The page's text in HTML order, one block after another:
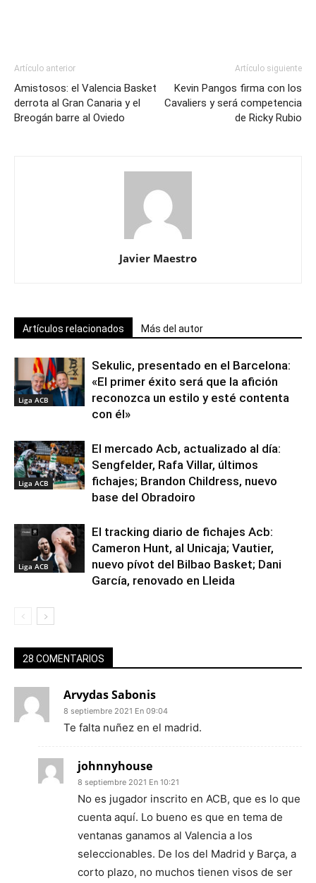
Artículo anterior
Amistosos: el Valencia Basket
derrota al Gran Canaria y el
Breogán barre al Oviedo
Artículo siguiente
Kevin Pangos firma con los
Cavaliers y será competencia
de Ricky Rubio
Javier Maestro
Artículos relacionados Más del autor
Liga ACB
Sekulic, presentado en el Barcelona:
«El primer éxito será que la afición
reconozca un estilo y esté contenta
con él»
Liga ACB
El mercado Acb, actualizado al día:
Sengfelder, Rafa Villar, últimos
fichajes; Brandon Childress, nuevo
base del Obradoiro
Liga ACB
El tracking diario de fichajes Acb:
Cameron Hunt, al Unicaja; Vautier,
nuevo pívot del Bilbao Basket; Dani
García, renovado en Lleida
28 COMENTARIOS
Arvydas Sabonis
8 septiembre 2021 En 09:04
Te falta nuñez en el madrid.
johnnyhouse
8 septiembre 2021 En 10:21
No es jugador inscrito en ACB, que es lo que
cuenta aquí. Lo bueno es que en tema de
ventanas ganamos al Valencia a los
seleccionables. De los del Madrid y Barça, a
corto plazo, no muchos tienen visos de ser